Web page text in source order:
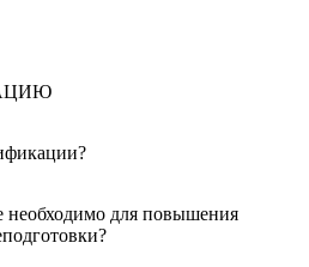
необходимо для повышения